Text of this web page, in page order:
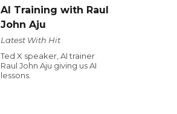
AI Training with Raul
John Aju
Latest With Hit
Ted X speaker, AI trainer
Raul John Aju giving us AI
lessons.